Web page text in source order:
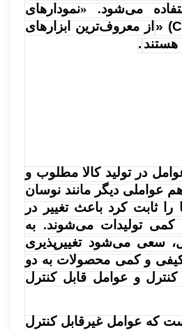
می‌شود. «نمودارهای
» از معروف‌ترین ابزارهای
هستند .
در تولید کالا مطلوب و
عواملی دیگر مانند نوسان
ثابت کرد باعث تغییر در
تولیدات می‌شوند. به
سعی می‌شود تغییرپذیری
و کمی محصولات به دو
و عوامل قابل کنترل
که عوامل غیرقابل کنترل